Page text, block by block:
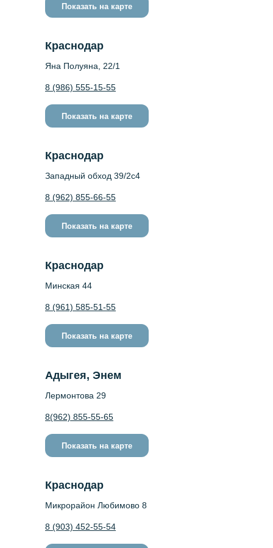
Краснодар
Яна Полуяна, 22/1
8 (986) 555-15-55
Показать на карте
Показать на карте
Краснодар
Микрорайон Любимово 8
8 (903) 452-55-54
Адыгея, Энем
Лермонтова 29
8(962) 855-55-65
Показать на карте
Краснодар
Минская 44
8 (961) 585-51-55
Показать на карте
Краснодар
Западный обход 39/2c4
8 (962) 855-66-55
Показать на карте